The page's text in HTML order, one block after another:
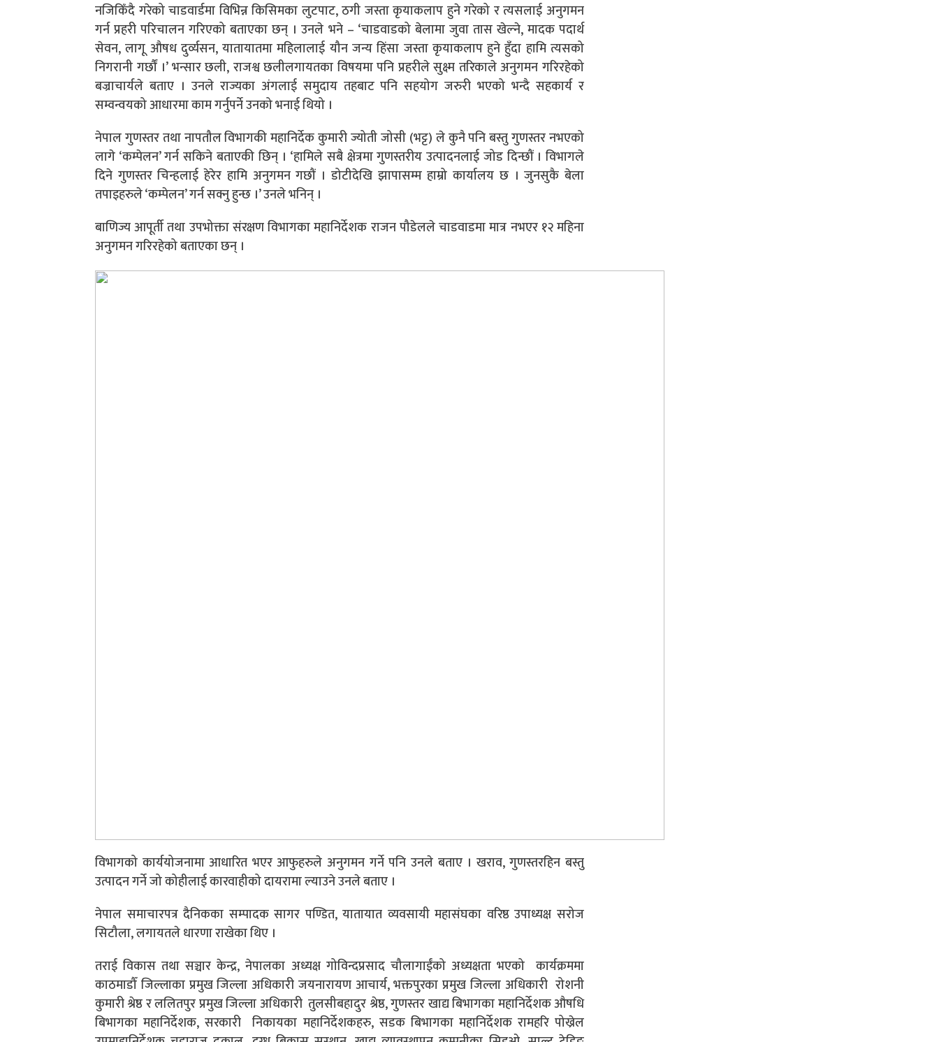
नजिकिँदै गरेकोचाडवार्डमा विभिन्न किसिमका लुटपाट, ठगी जस्ता कृयाकलाप हुने गरेको र त्यसलाई अनुगमन
गर्न प्रहरी परिचालन गरिएको बताएका छन् । उनले भने – ‘चाडवाडको बेलामा जुवा तास खेल्ने, मादक पदार्थ
सेवन,लागूऔषध दुर्व्यसन, यातायातमा महिलालाई यौन जन्य हिंसा जस्ता कृयाकलाप हुने हुँदा हामि त्यसको
निगरानी गर्छौं ।’ भन्सार छली, राजश्व छलीलगायतका विषयमा पनि प्रहरीले सुक्ष्म तरिकाले अनुगमन गरिरहेको
बज्राचार्यले बताए । उनले राज्यका अंगलाई समुदाय तहबाट पनि सहयोग जरुरी भएको भन्दै सहकार्य र
सम्वन्वयको आधारमा काम गर्नुपर्ने उनको भनाई थियो ।
नेपाल गुणस्तर तथा नापतौल विभागकी महानिर्देक कुमारी ज्योती जोसी (भट्ट) ले कुनै पनि बस्तु गुणस्तर नभएको
लागे ‘कम्पेलन’ गर्न सकिने बताएकी छिन् । ‘हामिले सबै क्षेत्रमा गुणस्तरीय उत्पादनलाई जोड दिन्छौं । विभागले
दिने गुणस्तर चिन्हलाई हेरेर हामि अनुगमन गछौं । डोटीदेखि झापासम्म हाम्रो कार्यालय छ । जुनसुकै बेला
तपाइहरुले ‘कम्पेलन’ गर्न सक्नु हुन्छ ।’ उनले भनिन् ।
बाणिज्य आपूर्ती तथा उपभोक्ता संरक्षण विभागका महानिर्देशक राजन पौडेललेचाडवाडमामात्र नभएर १२ महिना
अनुगमन गरिरहेको बताएका छन् ।
विभागको कार्ययोजनामा आधारित भएर आफुहरुले अनुगमन गर्ने पनि उनले बताए । खराव, गुणस्तरहिन बस्तु
उत्पादन गर्ने जो कोहीलाईकारवाहीकोदायरामा ल्याउने उनले बताए ।
नेपाल समाचारपत्र दैनिकका सम्पादक सागर पण्डित, यातायात व्यवसायी महासंघका वरिष्ठ उपाध्यक्ष सरोज
सिटौला, लगायतले धारणा राखेका थिए ।
तराई विकास तथा सञ्चार केन्द्र, नेपालका अध्यक्ष गोविन्दप्रसाद चौलागाईंको अध्यक्षता भएको कार्यक्रममा
काठमाडौँजिल्लाका प्रमुख जिल्ला अधिकारी जयनारायण आचार्य, भक्तपुरका प्रमुख जिल्ला अधिकारी रोशनी
कुमारी श्रेष्ठ र ललितपुर प्रमुख जिल्ला अधिकारी तुलसीबहादुर श्रेष्ठ, गुणस्तर खाद्य बिभागका महानिर्देशक औषधि
बिभागका महानिर्देशक, सरकारी निकायका महानिर्देशकहरु, सडक बिभागका महानिर्देशक रामहरि पोख्रेल